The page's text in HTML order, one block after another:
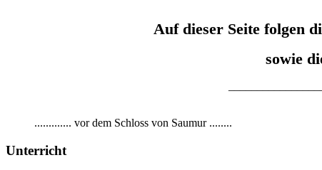
Auf dieser Seite folgen
sowie
............. vor dem Schloss von Saumur ........
Unterricht